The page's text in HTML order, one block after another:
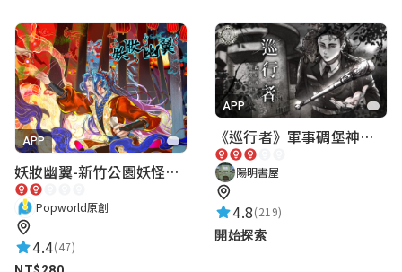
APP
妖妝幽翼-新竹公園妖怪懸疑事件
Popworld原創
4.4(47)
APP
《巡行者》軍事碉堡神秘探索｜陽明書屋實境遊戲
陽明書屋
4.8(219)
開始探索